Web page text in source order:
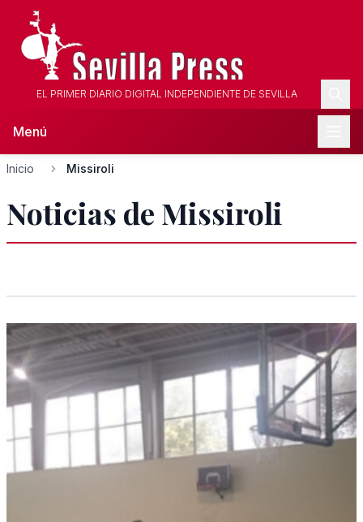
EL PRIMER DIARIO DIGITAL INDEPENDIENTE DE SEVILLA
Menú
Inicio Missiroli
Noticias de Missiroli